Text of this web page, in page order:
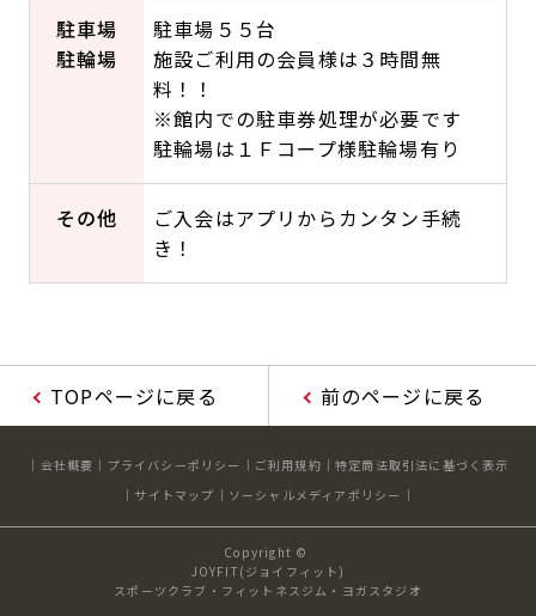
駐車場
駐輪場
駐車場５５台
施設ご利用の会員様は３時間無
料！！
※館内での駐車券処理が必要です
駐輪場は１Ｆコープ様駐輪場有り
その他
ご入会はアプリからカンタン手続
き！
TOPページに戻る 前のページに戻る
会社概要 プライバシーポリシー ご利用規約
特定商法取引法に基づく表示
サイトマップ
ソーシャルメディアポリシー
Copyright ©
JOYFIT(ジョイフィット)
スポーツクラブ・フィットネスジム・ヨガスタジオ